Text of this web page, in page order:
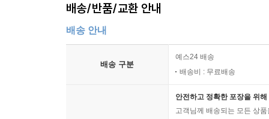
배송/반품/교환 안내
배송 안내
배송 구분
예스24 배송
배송비 : 무료배송
안전하고 정확한 포장을 위
고객님께 배송되는 모든 상